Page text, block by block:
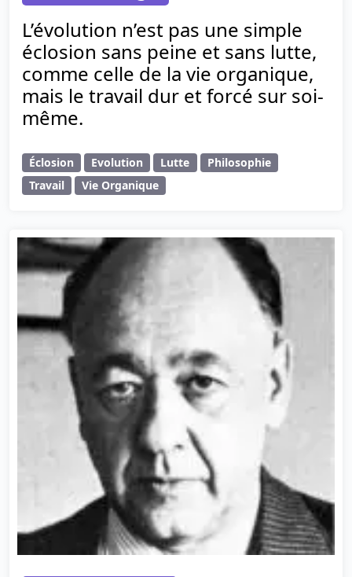
L’évolution n’est pas une simple
éclosion sans peine et sans lutte,
comme celle de la vie organique,
mais le travail dur et forcé sur soi-
même.
Éclosion Evolution Lutte
Philosophie
Travail
Vie Organique